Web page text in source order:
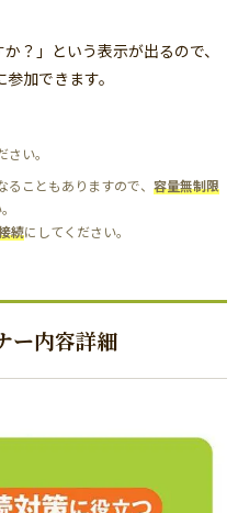
？」という表示が出るので、
加できます。
い。
こともありますので、 容量無制限
続にしてください。
ー内容詳細